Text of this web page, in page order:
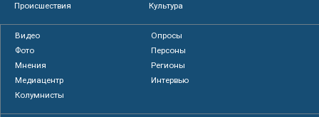
Происшествия
Культура
Видео
Опросы
Фото
Персоны
Мнения
Регионы
Медиацентр
Интервью
Колумнисты